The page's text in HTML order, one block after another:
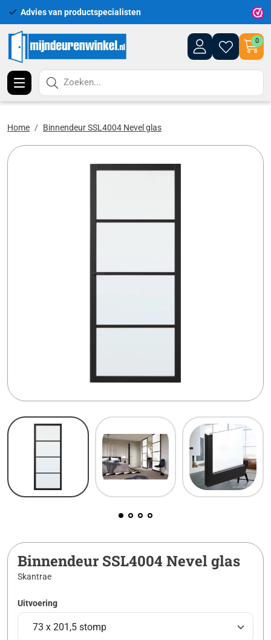
Advies van productspecialisten
0
Zoeken...
Home Binnendeur SSL4004 Nevel glas
Binnendeur SSL4004 Nevel glas
Skantrae
Uitvoering